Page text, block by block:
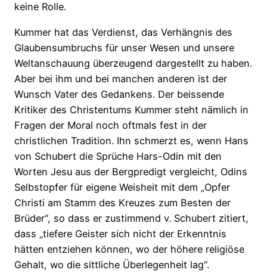
keine Rolle.
Kummer hat das Verdienst, das Verhängnis des
Glaubensumbruchs für unser Wesen und unsere
Weltanschauung überzeugend dargestellt zu haben.
Aber bei ihm und bei manchen anderen ist der
Wunsch Vater des Gedankens. Der beissende
Kritiker des Christentums Kummer steht nämlich in
Fragen der Moral noch oftmals fest in der
christlichen Tradition. Ihn schmerzt es, wenn Hans
von Schubert die Sprüche Hars-Odin mit den
Worten Jesu aus der Bergpredigt vergleicht, Odins
Selbstopfer für eigene Weisheit mit dem „Opfer
Christi am Stamm des Kreuzes zum Besten der
Brüder“, so dass er zustimmend v. Schubert zitiert,
dass „tiefere Geister sich nicht der Erkenntnis
hätten entziehen können, wo der höhere religiöse
Gehalt, wo die sittliche Überlegenheit lag“.